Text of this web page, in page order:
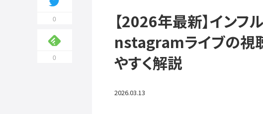
0
0
【2026年最新】インフ
nstagramライブの視
やすく解説
2026.03.13